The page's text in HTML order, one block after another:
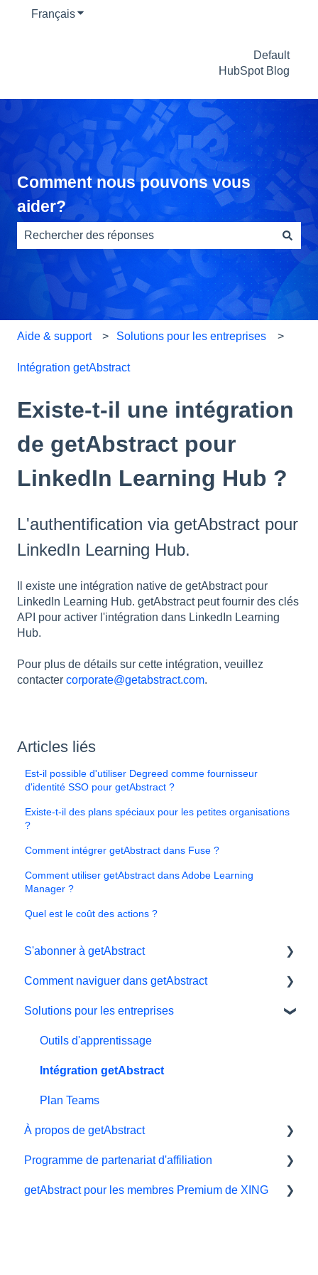
FrançaisAfficher le sous-menu pour les traductions
Default
HubSpot Blog
Comment nous pouvons vous
aider?
Il n'y a aucune suggestion car le champ de recherche
Aide & support Solutions pour les entreprises
Intégration getAbstract
Existe-t-il une intégration
de getAbstract pour
LinkedIn Learning Hub ?
L'authentification via getAbstract pour
LinkedIn Learning Hub.
Il existe une intégration native de getAbstract pour
LinkedIn Learning Hub. getAbstract peut fournir des clés
API pour activer l'intégration dans LinkedIn Learning
Hub.
Pour plus de détails sur cette intégration, veuillez
contacter corporate@getabstract.com.
Articles liés
Est-il possible d'utiliser Degreed comme fournisseur
d'identité SSO pour getAbstract ?
Existe-t-il des plans spéciaux pour les petites organisations
?
Comment intégrer getAbstract dans Fuse ?
Comment utiliser getAbstract dans Adobe Learning
Manager ?
Quel est le coût des actions ?
S'abonner à getAbstract
Sbonnements
Données personnelles et préférences
Essai gratuit
#NextGenLeaders - plans d'études
Facturation et paiements
Offrir le cadeau de la connaissance
Comment naviguer dans getAbstract
Lecteur électronique
Application
Ma bibliothèque et mes listes
Préférences et affichage
Résumés
Support technique
Programme de parrainage
Solutions pour les entreprises
Outils d'apprentissage
Intégration getAbstract
Plan Teams
À propos de getAbstract
Résumés et éditorial
Nous contacter
Programme de partenariat d'affiliation
Affiliés et impact
getAbstract pour les membres Premium de XING